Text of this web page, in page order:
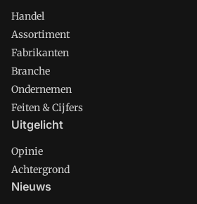
Handel
Assortiment
Fabrikanten
Branche
Ondernemen
Feiten & Cijfers
Uitgelicht
Opinie
Achtergrond
Nieuws